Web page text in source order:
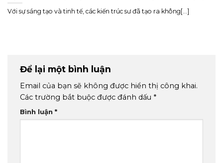
Với sự sáng tạo và tinh tế, các kiến trúc sư đã tạo ra không[...]
Để lại một bình luận
Email của bạn sẽ không được hiển thị công khai.
Các trường bắt buộc được đánh dấu *
Bình luận *